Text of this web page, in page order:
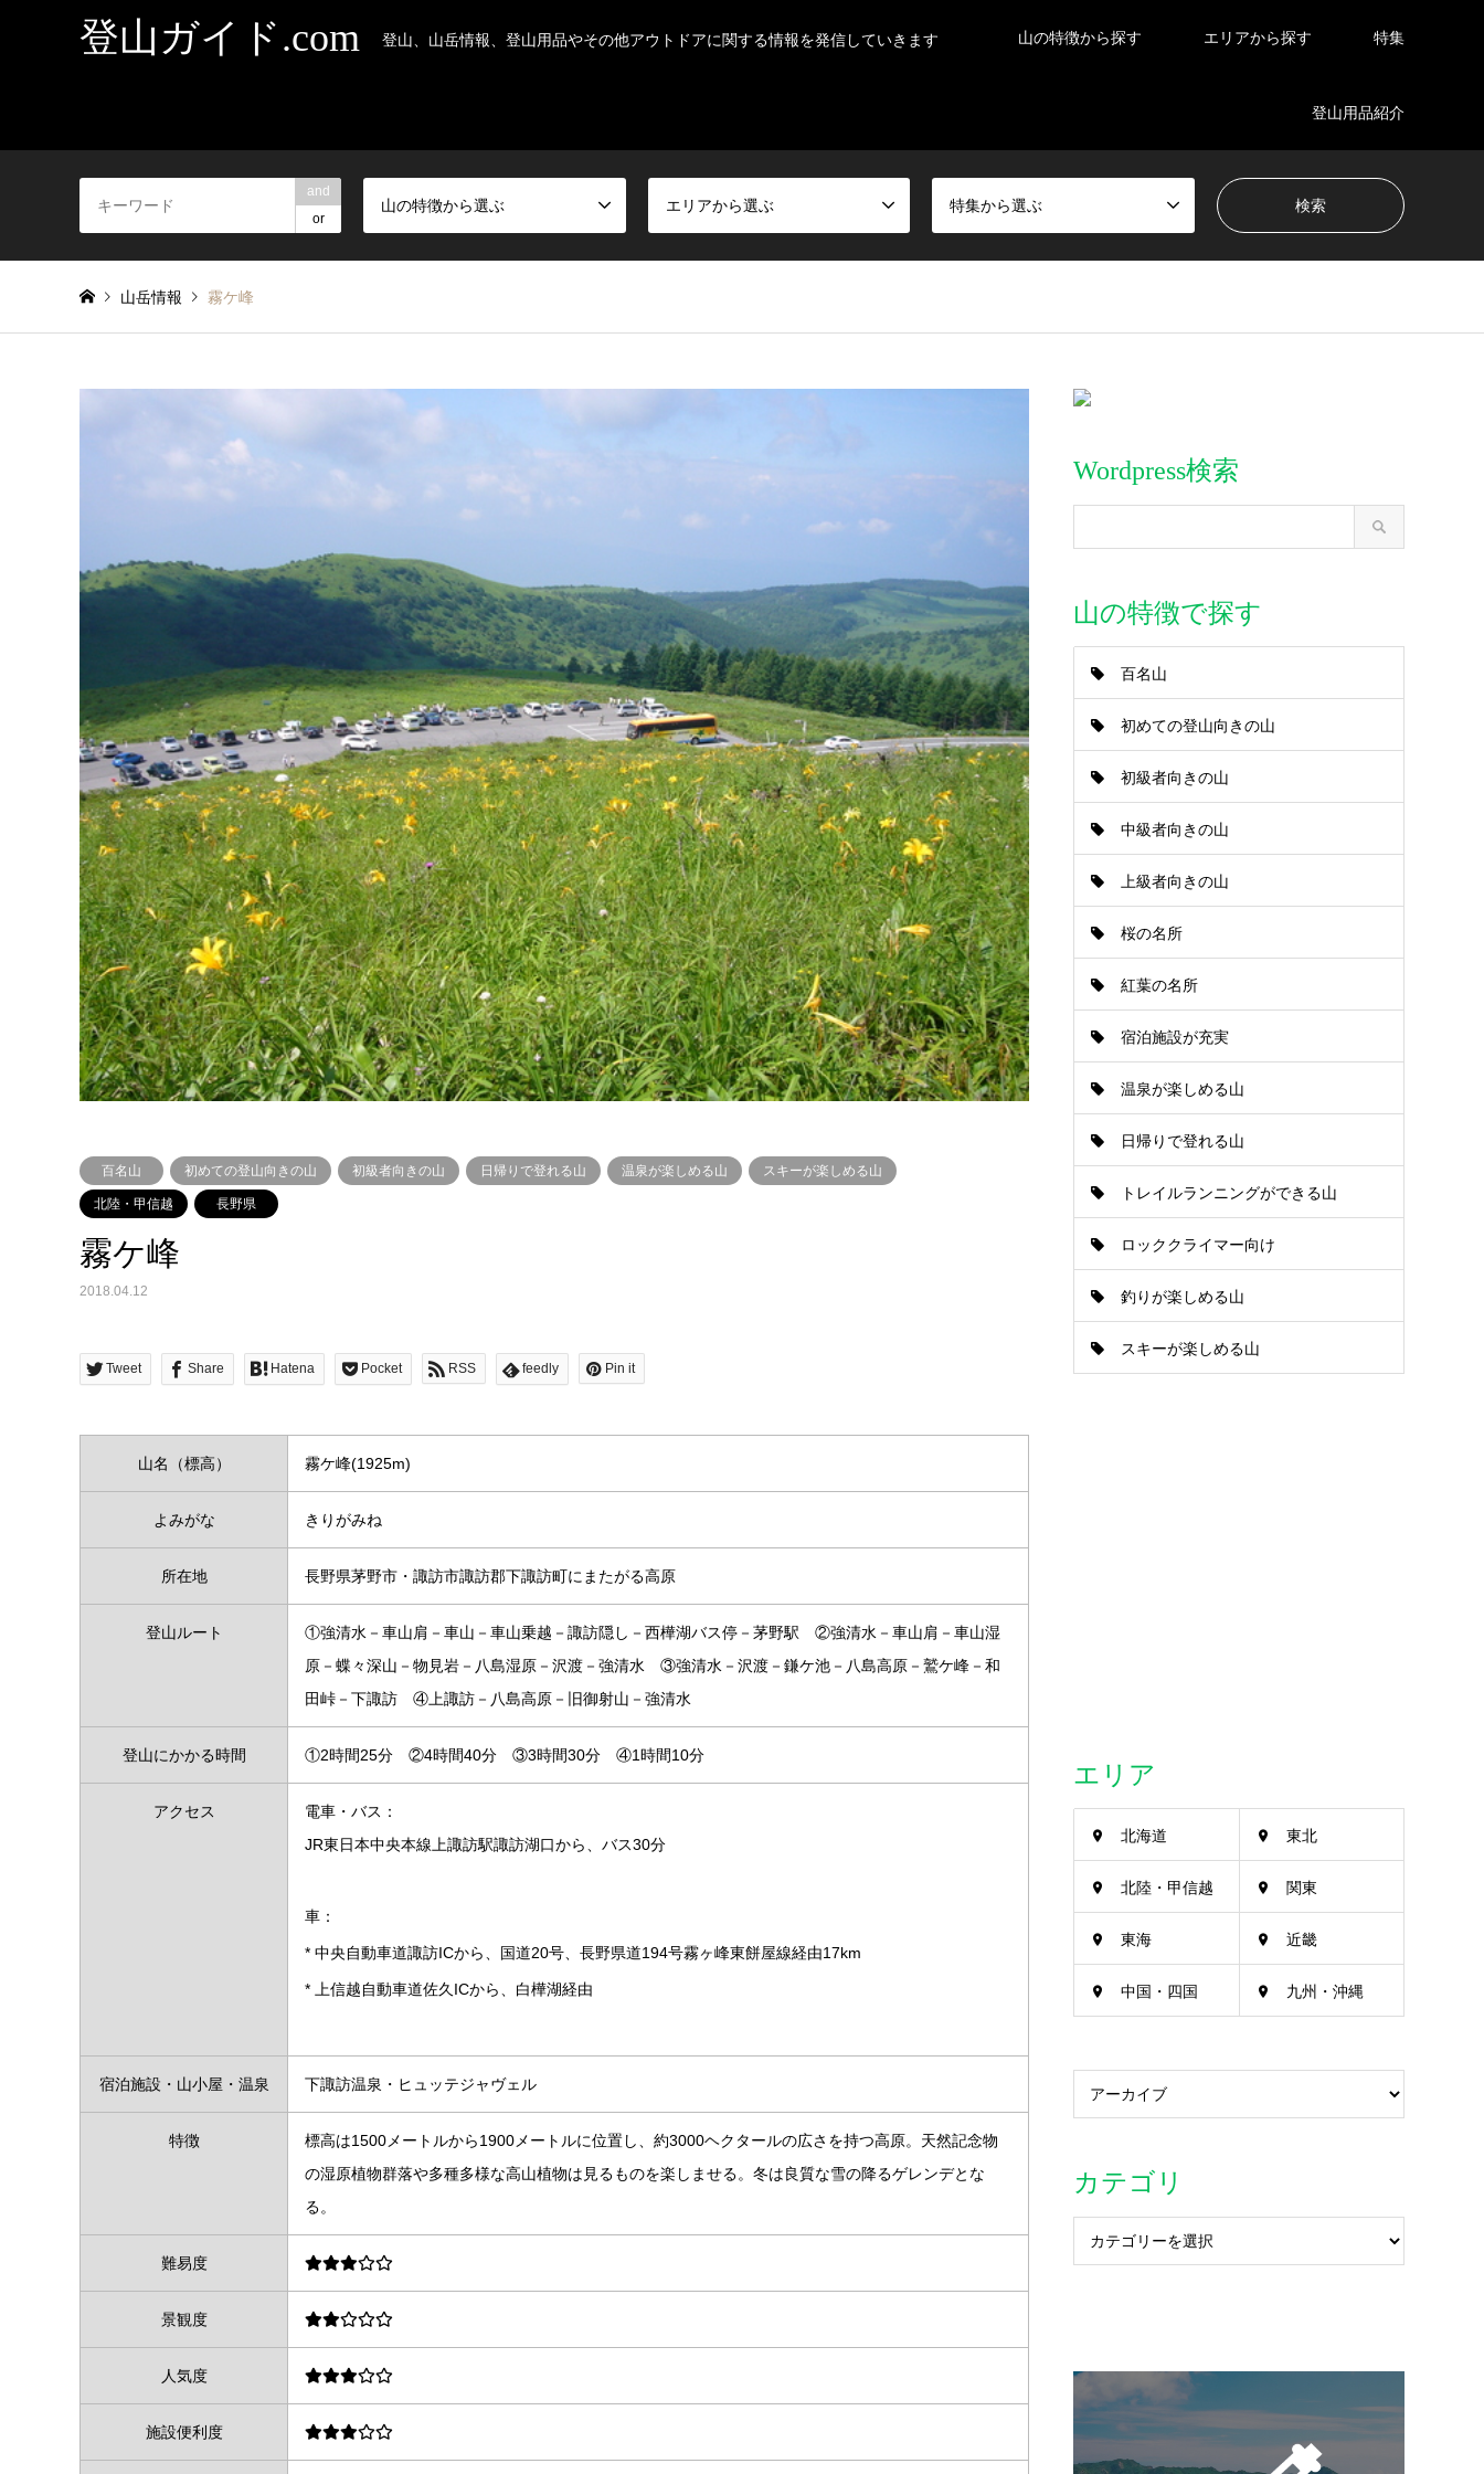
登山ガイド.com 登山、山岳情報、登山用品やその他アウトドアに関する情報を発信していきます 山の特徴から探す エリアから探す 特集
登山用品紹介
and
or
山の特徴から選ぶ エリアから選ぶ 特集から選ぶ
山岳情報 霧ケ峰
百名山 初めての登山向きの山 初級者向きの山 日帰りで登れる山 温泉が楽しめる山 スキーが楽しめる山
北陸・甲信越 長野県
霧ケ峰
2018.04.12
Tweet Share Hatena Pocket RSS feedly Pin it
山名（標高） 霧ケ峰(1925m)
よみがな きりがみね
所在地 長野県茅野市・諏訪市諏訪郡下諏訪町にまたがる高原
登山ルート
①強清水－車山肩－車山－車山乗越－諏訪隠し－西樺湖バス停－茅野駅 ②強清水－車山肩－車山湿
原－蝶々深山－物見岩－八島湿原－沢渡－強清水 ③強清水－沢渡－鎌ケ池－八島高原－鷲ケ峰－和
田峠－下諏訪 ④上諏訪－八島高原－旧御射山－強清水
登山にかかる時間 ①2時間25分 ②4時間40分 ③3時間30分 ④1時間10分
アクセス
電車・バス：
JR東日本中央本線上諏訪駅諏訪湖口から、バス30分
車：
* 中央自動車道諏訪ICから、国道20号、長野県道194号霧ヶ峰東餅屋線経由17km
* 上信越自動車道佐久ICから、白樺湖経由
宿泊施設・山小屋・温泉 下諏訪温泉・ヒュッテジャヴェル
特徴
標高は1500メートルから1900メートルに位置し、約3000ヘクタールの広さを持つ高原。天然記念物
の湿原植物群落や多種多様な高山植物は見るものを楽しませる。冬は良質な雪の降るゲレンデとな
る。
難易度
景観度
人気度
施設便利度
Wordpress検索
山の特徴で探す
百名山
初めての登山向きの山
初級者向きの山
中級者向きの山
上級者向きの山
桜の名所
紅葉の名所
宿泊施設が充実
温泉が楽しめる山
日帰りで登れる山
トレイルランニングができる山
ロッククライマー向け
釣りが楽しめる山
スキーが楽しめる山
エリア
北海道 東北
北陸・甲信越 関東
東海 近畿
中国・四国 九州・沖縄
カテゴリ